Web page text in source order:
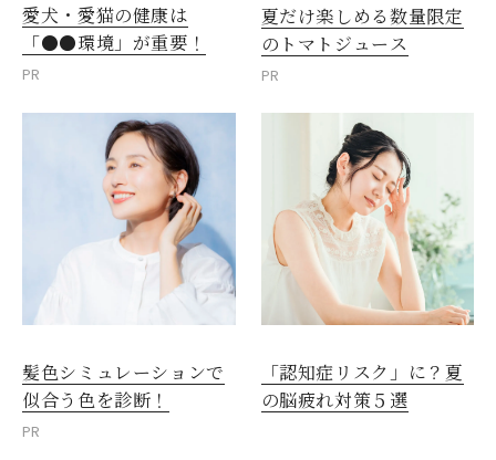
愛犬・愛猫の健康は
「●●環境」が重要！
PR
夏だけ楽しめる数量限定
のトマトジュース
PR
髪色シミュレーションで
似合う色を診断！
PR
「認知症リスク」に？夏
の脳疲れ対策５選